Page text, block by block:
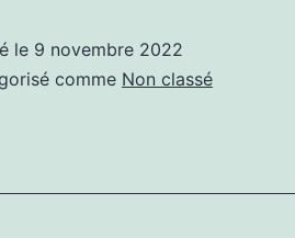
le 9 novembre 2022
comme Non classé